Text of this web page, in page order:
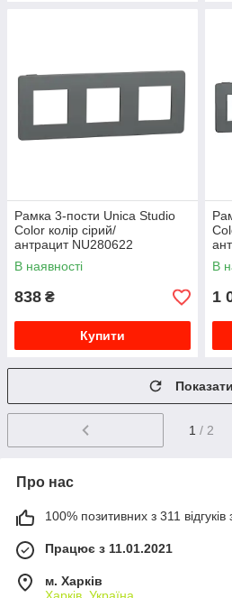
Рамка 3-пости Unica Studio
Color колір сірий/
антрацит NU280622
В наявності
838 ₴
Купити
В
1
1 / 2
Про нас
100% позитивних з 311 відгуків
Працює з 11.01.2021
м. Харків